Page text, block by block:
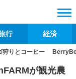
行 経済
狩りとコーヒー
が観光農